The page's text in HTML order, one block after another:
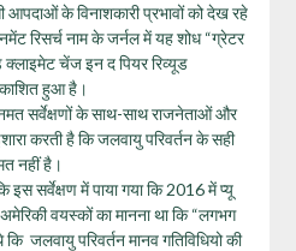
के विनाशकारी प्रभावों को देख रहे
रिसर्च नाम के जर्नल में यह शोध “ग्रेटर
चेंज इन द पियर रिव्यूड
हुआ है।
सर्वेक्षणों के साथ-साथ राजनेताओं और
करती है कि जलवायु परिवर्तन के सही
नहीं है।
इस सर्वेक्षण में पाया गया कि 2016 में प्यू
वयस्कों का मानना था कि “लगभग
जलवायु परिवर्तन मानव गतिविधियो की